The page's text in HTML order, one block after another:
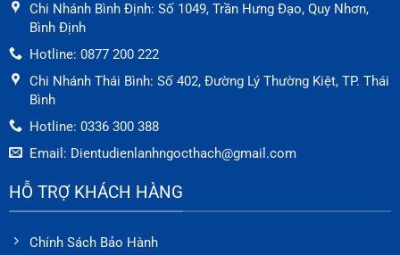
có giải pháp là thay mới chứ không sửa
chữa nhiều. Tham khảo ngay
chữa máy lọc nước
để biết thông tin về giá thay thế linh kiện,
thay lõi lọc nước của chúng tôi.
lọc nước tại Ngọc Thạch, tất cả các linh kiện
12 tháng (tuỳ hạng mục). Bảng báo giá giá
Chi Nhánh Bình Định: Số 1049, Trần Hưng Đạo, Quy Nhơn,
Bình Định
Hotline: 0877 200 222
Chi Nhánh Thái Bình: Số 402, Đường Lý Thường Kiệt, TP. Thái
Bình
Hotline: 0336 300 388
Email: Dientudienlanhngocthach@gmail.com
HỖ TRỢ KHÁCH HÀNG
Chính Sách Bảo Hành